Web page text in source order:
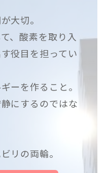
大切。
、酸素を取り入
役目を担ってい
ーを作ること。
にするのではな
リの両輪。